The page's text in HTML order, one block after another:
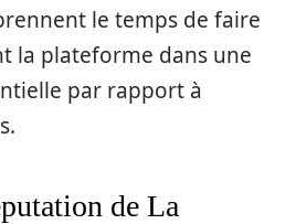
le temps de faire
la plateforme dans une
par rapport à
de La